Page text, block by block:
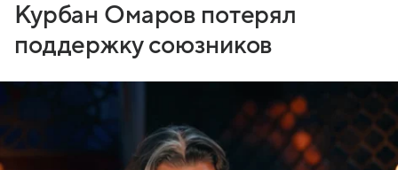
Курбан Омаров потерял
поддержку союзников